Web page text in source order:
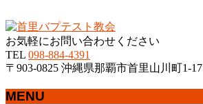
お気軽にお問い合わせください
TEL 098-884-4391
〒903-0825 沖縄県那覇市首里山川町1-17
MENU